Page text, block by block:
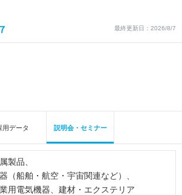
最終更新日：2026/8/7
用データ 説明会・セミナー
製品
（船舶・航空・宇宙関連など）
用電気機器
建材・エクステリア